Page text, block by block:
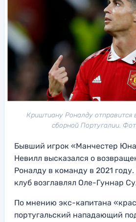
Криштиану Роналду отправится
сборной Португалии.
Бывший игрок «Манчестер
Невилл высказался о
Роналду в команду в 2021
клуб возглавлял Оле-Гуннар
По мнению экс-капитана
португальский нападающий